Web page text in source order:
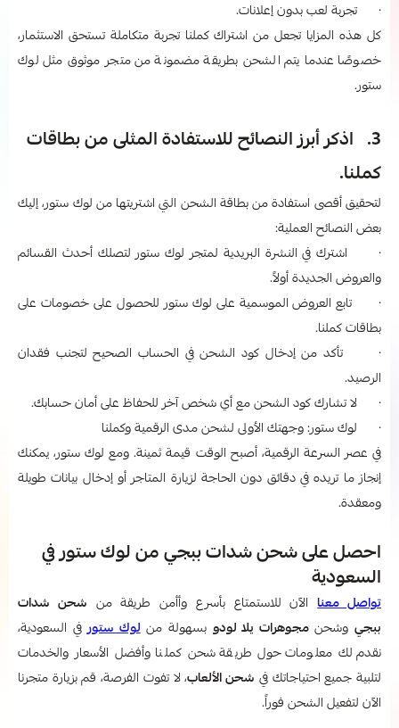
· تجربة لعب بدون إعلانات.
كل هذه المزايا تجعل من اشتراك كملنا تجربة متكاملة تستحق الاستثمار،
خصوصًا عندما يتم الشحن بطريقة مضمونة من متجر موثوق مثل لوك
ستور.
3. اذكر أبرز النصائح للاستفادة المثلى من بطاقات
كملنا.
لتحقيق أقصى استفادة من بطاقة الشحن التي اشتريتها من لوك ستور، إليك
بعض النصائح العملية:
· اشترك في النشرة البريدية لمتجر لوك ستور لتصلك أحدث القسائم
والعروض الجديدة أولاً.
· تابع العروض الموسمية على لوك ستور للحصول على خصومات على
بطاقات كملنا.
· تأكد من إدخال كود الشحن في الحساب الصحيح لتجنب فقدان
الرصيد.
· لا تشارك كود الشحن مع أي شخص آخر للحفاظ على أمان حسابك.
· لوك ستور: وجهتك الأولى لشحن مدى الرقمية وكملنا
في عصر السرعة الرقمية، أصبح الوقت قيمة ثمينة. ومع لوك ستور، يمكنك
إنجاز ما تريده في دقائق دون الحاجة لزيارة المتاجر أو إدخال بيانات طويلة
ومعقدة.
احصل على شحن شدات ببجي من لوك ستور في
السعودية
تواصل معناالآن للاستمتاع بأسرع وأأمن طريقة من شحن شدات
ببجيوشحنمجوهرات يلا لودو بسهولة منلوك ستورفي السعودية،
نقدم لك معلومات حول طريقة شحن كملنا وأفضل الأسعار والخدمات
لتلبية جميع احتياجاتك في شحن الألعاب، لا تفوت الفرصة، قم بزيارة متجرنا
الآن لتفعيل الشحن فوراً.